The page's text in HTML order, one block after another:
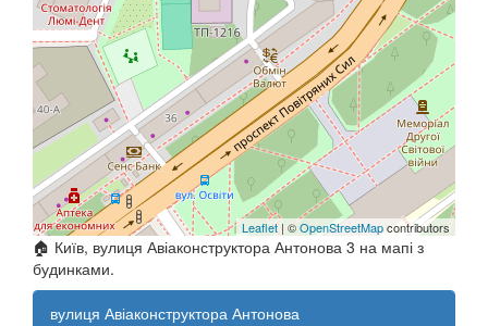
Leaflet| ©OpenStreetMapcontributors
🏠 Київ, вулиця Авіаконструктора Антонова 3 на мапі з
будинками.
вулиця Авіаконструктора Антонова